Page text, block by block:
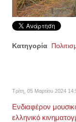
Κατηγορία
Τρίτη, 05 Μαρτίου 2024
Ενδιαφέρον
ελληνικό